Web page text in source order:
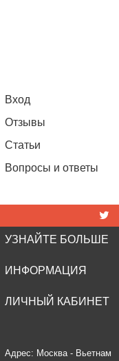
Вход
Отзывы
Статьи
Вопросы и ответы
УЗНАЙТЕ БОЛЬШЕ
ИНФОРМАЦИЯ
ЛИЧНЫЙ КАБИНЕТ
Адрес: Москва - Вьетнам